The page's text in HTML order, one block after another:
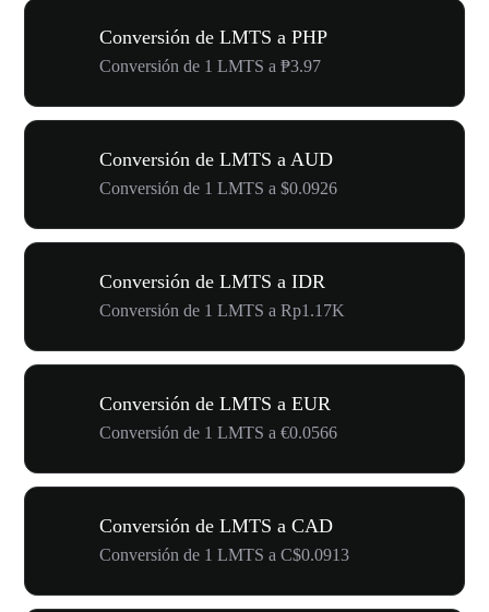
Conversión de LMTS a PHP
Conversión de 1 LMTS a ₱3.97
Conversión de LMTS a AUD
Conversión de 1 LMTS a $0.0926
Conversión de LMTS a IDR
Conversión de 1 LMTS a Rp1.17K
Conversión de LMTS a EUR
Conversión de 1 LMTS a €0.0566
Conversión de LMTS a CAD
Conversión de 1 LMTS a C$0.0913